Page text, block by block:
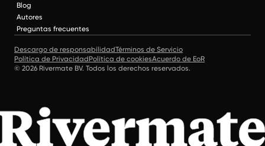
Blog
Autores
Preguntas frecuentes
Descargo de responsabilidadTérminos de Servicio
Política de PrivacidadPolítica de cookiesAcuerdo de EoR
© 2026 Rivermate BV. Todos los derechos reservados.